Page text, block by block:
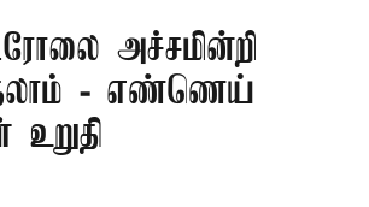
அச்சமின்றி
- எண்ணெய்
உறுதி